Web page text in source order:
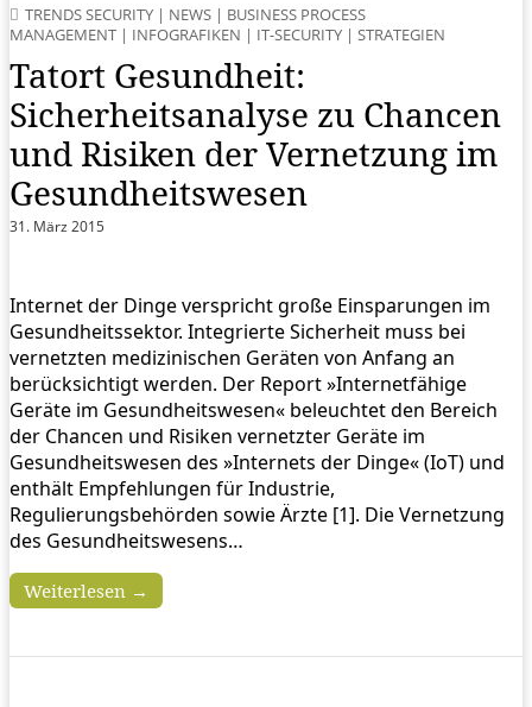
TRENDS SECURITY | NEWS | BUSINESS PROCESS
MANAGEMENT | INFOGRAFIKEN | IT-SECURITY | STRATEGIEN
Tatort Gesundheit:
Sicherheitsanalyse zu Chancen
und Risiken der Vernetzung im
Gesundheitswesen
31. März 2015
Internet der Dinge verspricht große Einsparungen im
Gesundheitssektor. Integrierte Sicherheit muss bei
vernetzten medizinischen Geräten von Anfang an
berücksichtigt werden. Der Report »Internetfähige
Geräte im Gesundheitswesen« beleuchtet den Bereich
der Chancen und Risiken vernetzter Geräte im
Gesundheitswesen des »Internets der Dinge« (IoT) und
enthält Empfehlungen für Industrie,
Regulierungsbehörden sowie Ärzte [1]. Die Vernetzung
des Gesundheitswesens…
Weiterlesen →